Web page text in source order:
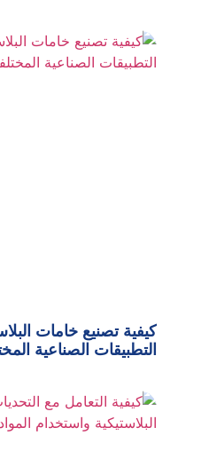
كيفية تصنيع خامات
التطبيقات الصناعية